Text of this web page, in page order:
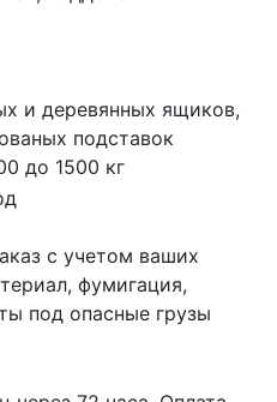
и деревянных ящиков,
подставок
до 1500 кг
с учетом ваших
фумигация,
под опасные грузы